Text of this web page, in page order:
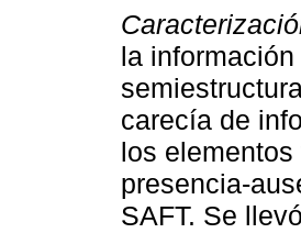
la
carecía de
los
presencia-
SAFT. Se